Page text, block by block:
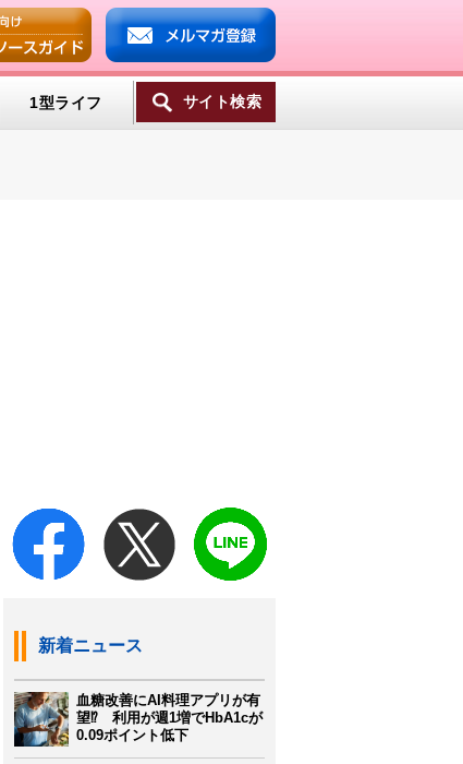
1型ライフ サイト検索
新着ニュース
血糖改善にAI料理アプリが有
望⁉ 利用が週1増でHbA1cが
0.09ポイント低下